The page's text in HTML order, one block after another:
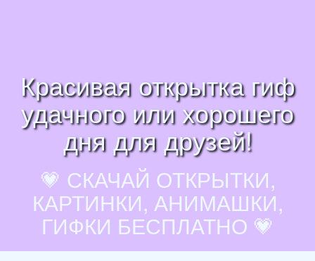
Красивая открытка гиф
удачного или хорошего
дня для друзей!
💗 СКАЧАЙ ОТКРЫТКИ,
КАРТИНКИ, АНИМАШКИ,
ГИФКИ БЕСПЛАТНО 💗